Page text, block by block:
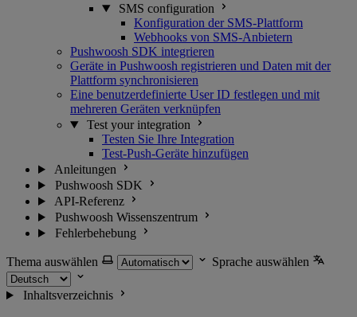
SMS configuration
Konfiguration der SMS-Plattform
Webhooks von SMS-Anbietern
Pushwoosh SDK integrieren
Geräte in Pushwoosh registrieren und Daten mit der
Plattform synchronisieren
Eine benutzerdefinierte User ID festlegen und mit
mehreren Geräten verknüpfen
Test your integration
Testen Sie Ihre Integration
Test-Push-Geräte hinzufügen
Anleitungen
Pushwoosh SDK
API-Referenz
Pushwoosh Wissenszentrum
Fehlerbehebung
Thema auswählen Sprache auswählen
Inhaltsverzeichnis